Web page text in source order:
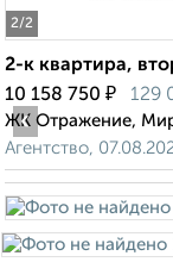
2/2
2-к квартира,
10 158 750 ₽ 129
ЖК Отражение,
Агентство,
‹